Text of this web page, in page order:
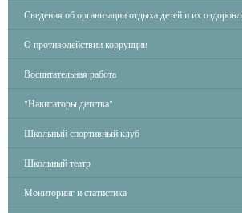
Сведения об организации отдыха детей и их
О противодействии коррупции
Воспитательная работа
"Навигаторы детства"
Школьный спортивный клуб
Школьный театр
Мониторинг и статистика